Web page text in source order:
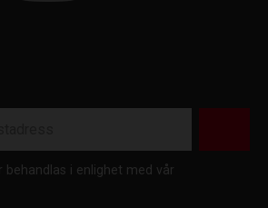
behandlas i enlighet med vår